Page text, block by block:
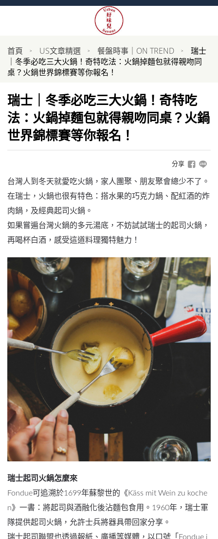
首頁 US文章精選 餐盤時事｜ON TREND
瑞士
｜冬季必吃三大火鍋！奇特吃法：火鍋掉麵包就得親吻同
桌？火鍋世界錦標賽等你報名！
瑞士｜冬季必吃三大火鍋！奇特吃
法：火鍋掉麵包就得親吻同桌？火鍋
世界錦標賽等你報名！
分享
台灣人到冬天就愛吃火鍋，家人團聚、朋友聚會總少不了。
在瑞士，火鍋也很有特色：搭水果的巧克力鍋、配紅酒的炸
肉鍋，及經典起司火鍋。
如果嘗遍台灣火鍋的多元湯底，不妨試試瑞士的起司火鍋，
再喝杯白酒，感受這道料理獨特魅力！
瑞士起司火鍋怎麼來
Fondue可追溯於1699年蘇黎世的《Käss mit Wein zu koche
n》一書：將起司與酒融化後沾麵包食用。1960年，瑞士軍
隊提供起司火鍋，允許士兵將器具帶回家分享。
瑞士起司聯盟也透過報紙、廣播等媒體，以口號「Fondue i